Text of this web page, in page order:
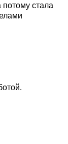
стала